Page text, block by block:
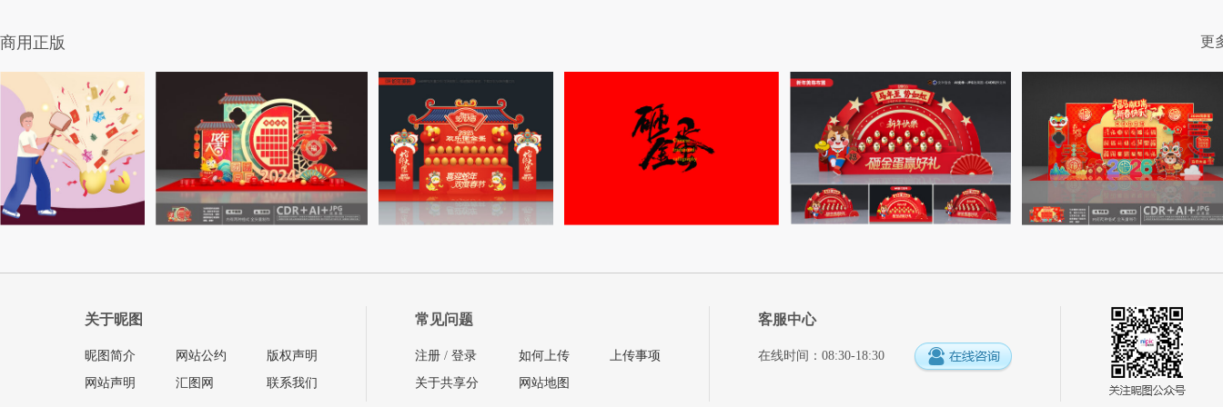
商用正版 更
关于昵图
昵图简介
网站声明
网站公约
汇图网
版权声明
联系我们
常见问题
注册 / 登录
关于共享分
如何上传
网站地图
上传事项
客服中心
在线时间：08:30-18:30